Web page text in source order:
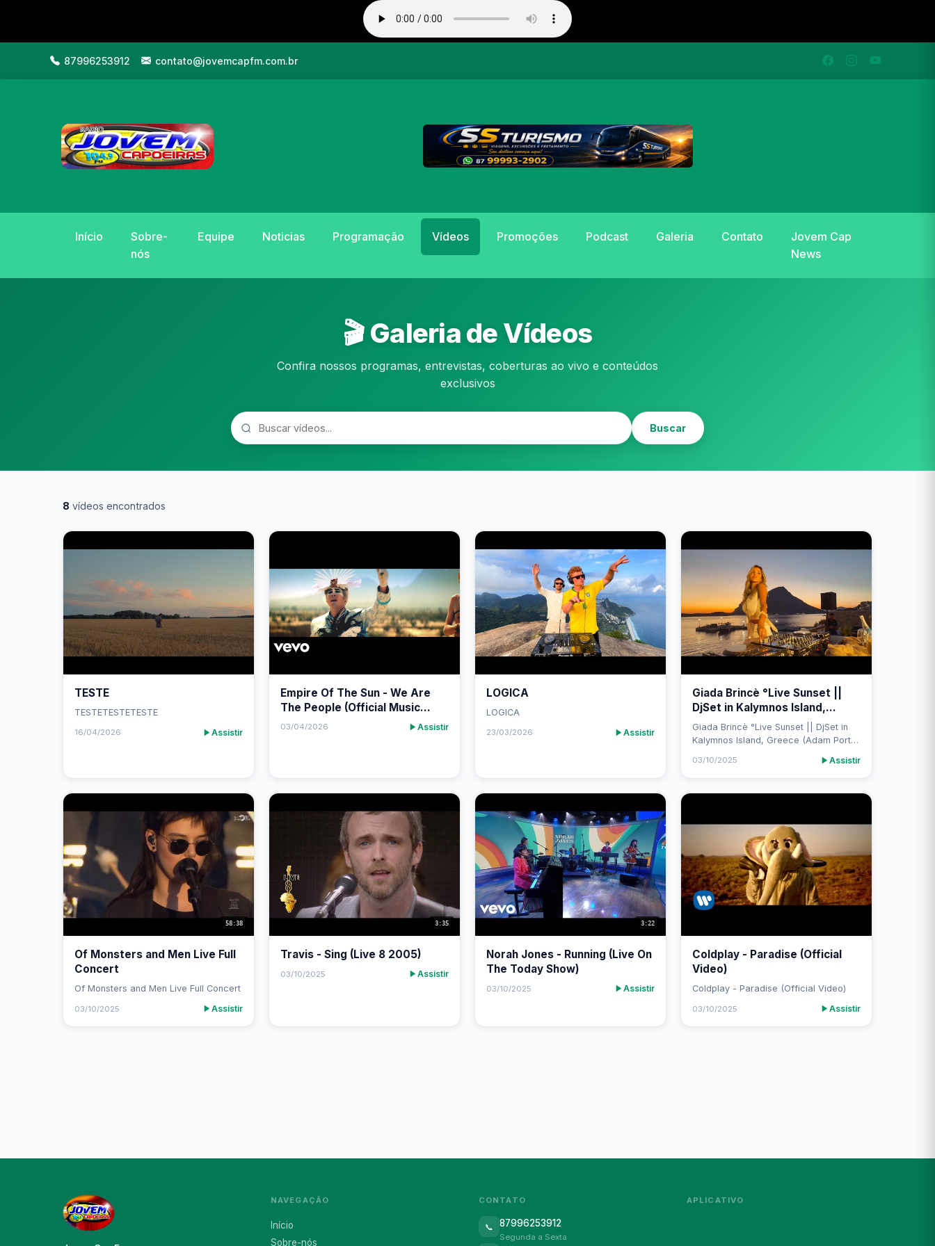
87996253912 contato@jovemcapfm.com.br
Início
Sobre-
nós
Equipe Noticias Programação Vídeos Promoções Podcast Galeria Contato
Jovem Cap
News
🎬 Galeria de Vídeos
Confira nossos programas, entrevistas, coberturas ao vivo e conteúdos
exclusivos
Buscar
8 vídeos encontrados
TESTE
TESTETESTETESTE
16/04/2026 Assistir
Empire Of The Sun - We Are
The People (Official Music
Video)
03/04/2026 Assistir
LOGICA
LOGICA
23/03/2026 Assistir
Giada Brincè °Live Sunset ||
DjSet in Kalymnos Island,
Greece (Adam Port, Black
Coffee, Rampa)
Giada Brincè °Live Sunset || DjSet in
Kalymnos Island, Greece (Adam Port,
03/10/2025 Assistir
58:38
Of Monsters and Men Live Full
Concert
Of Monsters and Men Live Full Concert
03/10/2025 Assistir
3:35
Travis - Sing (Live 8 2005)
03/10/2025 Assistir
3:22
Norah Jones - Running (Live On
The Today Show)
03/10/2025 Assistir
Coldplay - Paradise (Official
Video)
Coldplay - Paradise (Official Video)
03/10/2025 Assistir
NAVEGAÇÃO
Início
Sobre-nós
CONTATO
📞 87996253912
Segunda a Sexta
APLICATIVO